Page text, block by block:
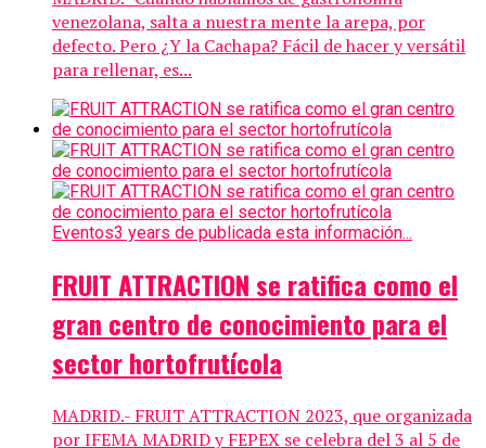
venezolana, salta a nuestra mente la arepa, por
defecto. Pero ¿Y la Cachapa? Fácil de hacer y versátil
para rellenar, es...
Eventos3 years de publicada esta información...
FRUIT ATTRACTION se ratifica como el
gran centro de conocimiento para el
sector hortofrutícola
MADRID.- FRUIT ATTRACTION 2023, que organizada
por IFEMA MADRID y FEPEX se celebra del 3 al 5 de